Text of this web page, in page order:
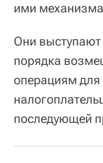
ими
Они выступают
порядка
операциям
последующей